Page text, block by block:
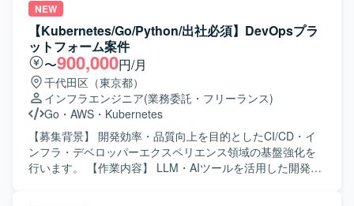
の仕様確認、見積り依頼、見積り確認、取りまとめ、SE積
算および各種打ち合わせも実施していただきます。 【求め
る人物像】 自治体の庁内基盤更改案件における提案対応を
主体的に推進できる方を求めています。 【ポジションの魅
力】 自治体の庁内基盤更改におけるRFP提案業務を、PL相
当の立場で幅広く担当できます。 【開発環境】 庁内基盤、
三層分離構成、RFP、RFI
NEW
【Kubernetes/Go/Python/出社必須】DevOpsプラ
ットフォーム案件
〜900,000円/月
千代田区（東京都）
インフラエンジニア(業務委託・フリーランス)
Go ・ AWS ・ Kubernetes
【募集背景】 開発効率・品質向上を目的としたCI/CD・イ
ンフラ・デベロッパーエクスペリエンス領域の基盤強化を
行います。 【作業内容】 LLM・AIツールを活用した開発支